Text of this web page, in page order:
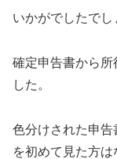
いかがでしたでし
確定申告書から所
した。
色分けされた申
を初めて見た方